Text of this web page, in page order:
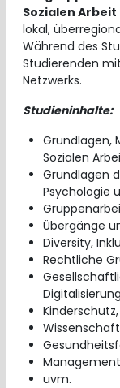
Sozialen Arbeit
lokal,
Während des
Studierenden
Netzwerks.
Studieninhalte:
Grundlagen,
Sozialen
Grundlagen
Psychologie
Übergänge
Diversity,
Rechtliche
Digitalisierung
uvm.